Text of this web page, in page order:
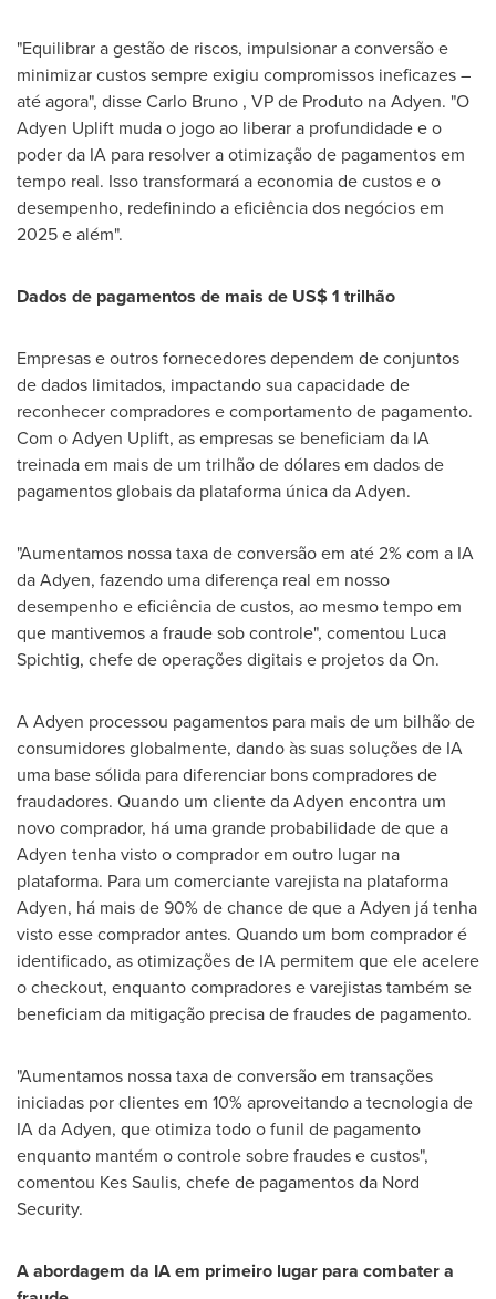
"Equilibrar a gestão de riscos, impulsionar a conversão e
minimizar custos sempre exigiu compromissos ineficazes –
até agora", disseCarlo Bruno , VP de Produto na Adyen. "O
Adyen Uplift muda o jogo ao liberar a profundidade e o
poder da IA para resolver a otimização de pagamentos em
tempo real. Isso transformará a economia de custos e o
desempenho, redefinindo a eficiência dos negócios em
2025 e além".
Dados de pagamentos de mais de US$ 1 trilhão
Empresas e outros fornecedores dependem de conjuntos
de dados limitados, impactando sua capacidade de
reconhecer compradores e comportamento de pagamento.
Com o Adyen Uplift, as empresas se beneficiam da IA
treinada em mais de um trilhão de dólares em dados de
pagamentos globais da plataforma única da Adyen.
"Aumentamos nossa taxa de conversão em até 2% com a IA
da Adyen, fazendo uma diferença real em nosso
desempenho e eficiência de custos, ao mesmo tempo em
que mantivemos a fraude sob controle", comentou Luca
Spichtig, chefe de operações digitais e projetos da On.
A Adyen processou pagamentos para mais de um bilhão de
consumidores globalmente, dando às suas soluções de IA
uma base sólida para diferenciar bons compradores de
fraudadores. Quando um cliente da Adyen encontra um
novo comprador, há uma grande probabilidade de que a
Adyen tenha visto o comprador em outro lugar na
plataforma. Para um comerciante varejista na plataforma
Adyen, há mais de 90% de chance de que a Adyen já tenha
visto esse comprador antes. Quando um bom comprador é
identificado, as otimizações de IA permitem que ele acelere
o checkout, enquanto compradores e varejistas também se
beneficiam da mitigação precisa de fraudes de pagamento.
"Aumentamos nossa taxa de conversão em transações
iniciadas por clientes em 10% aproveitando a tecnologia de
IA da Adyen, que otimiza todo o funil de pagamento
enquanto mantém o controle sobre fraudes e custos",
comentou Kes Saulis, chefe de pagamentos da Nord
Security.
A abordagem da IA em primeiro lugar para combater a